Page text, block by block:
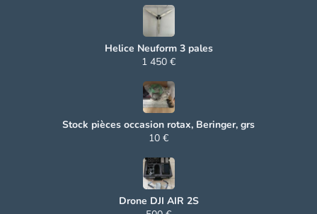
Helice Neuform 3 pales
1 450 €
Stock pièces occasion rotax, Beringer, grs
10 €
Drone DJI AIR 2S